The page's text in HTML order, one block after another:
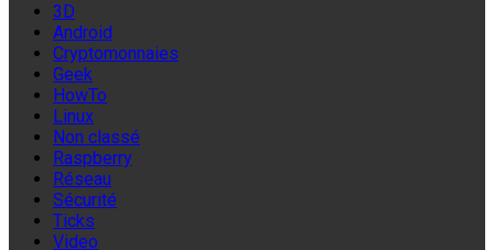
3D
Android
Cryptomonnaies
Geek
HowTo
Linux
Non classé
Raspberry
Réseau
Sécurité
Ticks
Video